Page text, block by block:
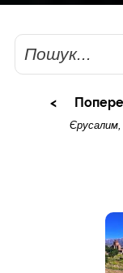
Пошук
Єрусалим,